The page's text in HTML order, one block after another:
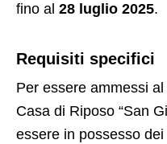
fino al 28 luglio 2025.
Requisiti specifici
Per essere ammessi
Casa di Riposo “San
essere in possesso